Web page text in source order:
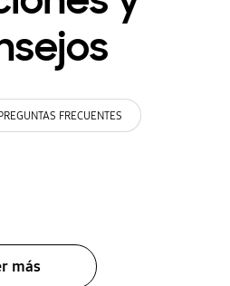
FRECUENTES
más